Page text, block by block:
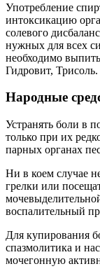
Употребление
интоксикацию
солевого
нужных для всех
необходимо
Гидровит, Трисоль.
Народные
Устранять боли в
только при их
парных органах
Ни в коем случае
грелки или
воспалительный
Для купирования
спазмолитика и
мочегонную